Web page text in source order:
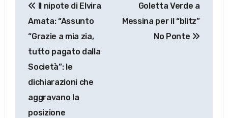
articoli
Il nipote di Elvira
Amata: “Assunto
“Grazie a mia zia,
tutto pagato dalla
Società”: le
dichiarazioni che
aggravano la
posizione
Goletta Verde a
Messina per il “blitz”
No Ponte